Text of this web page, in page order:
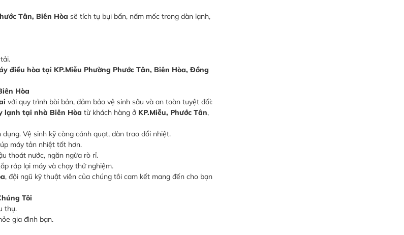
Tân, Biên Hòa sẽ tích tụ bụi bẩn, nấm mốc trong dàn lạnh,
điều hòa tại KP.Miễu Phường Phước Tân, Biên Hòa, Đồng
Hòa
với quy trình bài bản, đảm bảo vệ sinh sâu và an toàn tuyệt đối:
lạnh tại nhà Biên Hòa từ khách hàng ở KP.Miễu, Phước Tân,
Vệ sinh kỹ càng cánh quạt, dàn trao đổi nhiệt.
máy tản nhiệt tốt hơn.
thoát nước, ngăn ngừa rò rỉ.
ráp lại máy và chạy thử nghiệm.
, đội ngũ kỹ thuật viên của chúng tôi cam kết mang đến cho bạn
Tôi
thụ.
gia đình bạn.